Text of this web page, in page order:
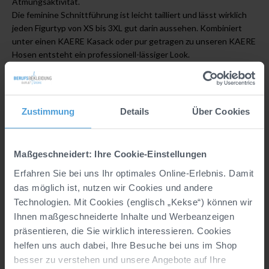
Zustimmung Details Über Cookies
Maßgeschneidert: Ihre Cookie-Einstellungen
Erfahren Sie bei uns Ihr optimales Online-Erlebnis. Damit
das möglich ist, nutzen wir Cookies und andere
Technologien. Mit Cookies (englisch „Kekse“) können wir
Ihnen maßgeschneiderte Inhalte und Werbeanzeigen
präsentieren, die Sie wirklich interessieren. Cookies
helfen uns auch dabei, Ihre Besuche bei uns im Shop
besser zu verstehen und unsere Angebote auf Ihre
Die feminine Schnittführung ist leicht tailliert und lässt wirklich
jeden Figurtyp von XS bis 3XL gut darin aussehen. Kombiniert
unter einen KAERE Kasack oder pur getragen zu unseren KAERE
Hosen entsteht ein professionell-lässiger Look.
Wohlfühl-Shirt, das in keinem Kleiderschrank fehlen darf!
Details
Hersteller:CLINIC & JOB DRESS GmbH, Marke
Bramsche, info@clinicdress.de
Material:95% Baumwolle/5% Elasthan (Single-
Jersey, Stretch)
Industriewäsche geeignet nach EN ISO 15797:
Ja, bei 75° Wäsche und 90° Trocknung getestet